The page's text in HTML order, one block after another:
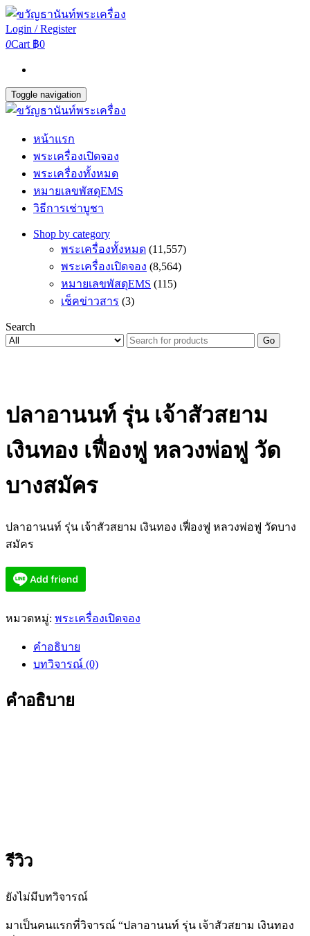
Login / Register
0Cart ฿0
Toggle navigation
หน้าแรก
พระเครื่องเปิดจอง
พระเครื่องทั้งหมด
หมายเลขพัสดุEMS
วิธีการเช่าบูชา
Shop by category
พระเครื่องทั้งหมด (11,557)
พระเครื่องเปิดจอง (8,564)
หมายเลขพัสดุEMS (115)
เช็คข่าวสาร (3)
Search
Go
ปลาอานนท์ รุ่น เจ้าสัวสยาม
เงินทอง เฟื่องฟู หลวงพ่อฟู วัด
บางสมัคร
ปลาอานนท์ รุ่น เจ้าสัวสยาม เงินทอง เฟื่องฟู หลวงพ่อฟู วัดบาง
สมัคร
หมวดหมู่: พระเครื่องเปิดจอง
คำอธิบาย
บทวิจารณ์ (0)
คำอธิบาย
รีวิว
ยังไม่มีบทวิจารณ์
มาเป็นคนแรกที่วิจารณ์ “ปลาอานนท์ รุ่น เจ้าสัวสยาม เงินทอง